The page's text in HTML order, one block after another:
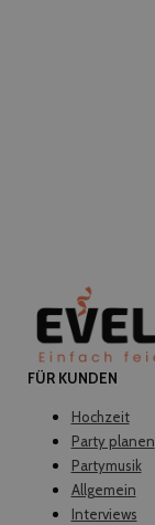
FÜR KUNDEN
Hochzeit
Party planen
Partymusik
Allgemein
Interviews